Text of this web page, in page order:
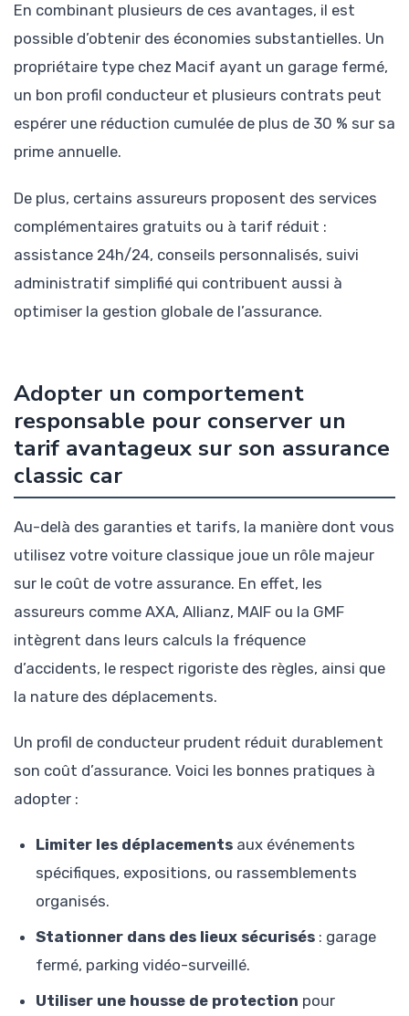
En combinant plusieurs de ces avantages, il est
possible d’obtenir des économies substantielles. Un
propriétaire type chez Macif ayant un garage fermé,
un bon profil conducteur et plusieurs contrats peut
espérer une réduction cumulée de plus de 30 % sur sa
prime annuelle.
De plus, certains assureurs proposent des services
complémentaires gratuits ou à tarif réduit :
assistance 24h/24, conseils personnalisés, suivi
administratif simplifié qui contribuent aussi à
optimiser la gestion globale de l’assurance.
Adopter un comportement
responsable pour conserver un
tarif avantageux sur son assurance
classic car
Au-delà des garanties et tarifs, la manière dont vous
utilisez votre voiture classique joue un rôle majeur
sur le coût de votre assurance. En effet, les
assureurs comme AXA, Allianz, MAIF ou la GMF
intègrent dans leurs calculs la fréquence
d’accidents, le respect rigoriste des règles, ainsi que
la nature des déplacements.
Un profil de conducteur prudent réduit durablement
son coût d’assurance. Voici les bonnes pratiques à
adopter :
Limiter les déplacements aux événements
spécifiques, expositions, ou rassemblements
organisés.
Stationner dans des lieux sécurisés : garage
fermé, parking vidéo-surveillé.
Utiliser une housse de protection pour